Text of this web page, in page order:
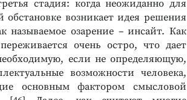
стадия: когда неожиданно для
возникает идея решения
озарение – инсайт. Как
очень остро, что дает
если не определяющую,
возможности человека,
основным фактором смысловой